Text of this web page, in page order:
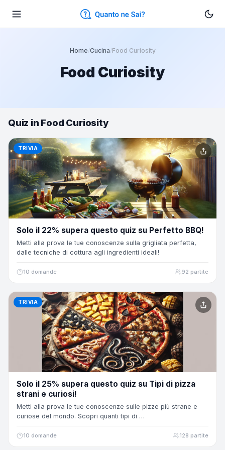
Home/Cucina/Food Curiosity
Food Curiosity
Quiz in Food Curiosity
TRIVIA
Solo il 22% supera questo quiz su Perfetto BBQ!
Metti alla prova le tue conoscenze sulla grigliata perfetta,
dalle tecniche di cottura agli ingredienti ideali!
10 domande 92 partite
TRIVIA
Solo il 25% supera questo quiz su Tipi di pizza
strani e curiosi!
Metti alla prova le tue conoscenze sulle pizze più strane e
curiose del mondo. Scopri quanti tipi di …
10 domande 128 partite